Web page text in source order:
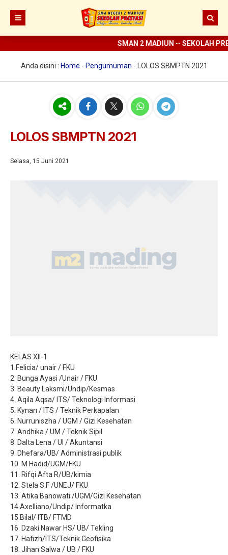
Berita
Prestasi
Visi Misi SMAN 2 Madiun
Struktur Organisasi
Sarana dan Prasarana
Pramuka
SCC
KIR
Digital Sekolah
ELITE
E-learning
Guru dan Karyawan
SMAN 2 MADIUN--SEKOLAH
Anda disini : Home - Pengumuman - LOLOS SBMPTN 2021
LOLOS SBMPTN 2021
Selasa, 15 Juni 2021
KELAS XII-1
1.Felicia/ unair / FKU
2. Bunga Ayasi /Unair / FKU
3. Beauty Laksmi/Undip/Kesmas
4. Aqila Aqsa/ ITS/ Teknologi Informasi
5. Kynan / ITS / Teknik Perkapalan
6. Nurruniszha / UGM / Gizi Kesehatan
7. Andhika / UM / Teknik Sipil
8. Dalta Lena / UI / Akuntansi
9. Dhefara/UB/ Administrasi publik
10. M Hadid/UGM/FKU
11. Rifqi Afta R/UB/kimia
12. Stela S.F /UNEJ/ FKU
13. Atika Banowati /UGM/Gizi Kesehatan
14.Axelliano/Undip/ Informatka
15.Bilal/ ITB/ FTMD
16. Dzaki Nawar HS/ UB/ Tekling
17. Hafizh/ITS/Teknik Geofisika
18. Jihan Salwa / UB / FKU